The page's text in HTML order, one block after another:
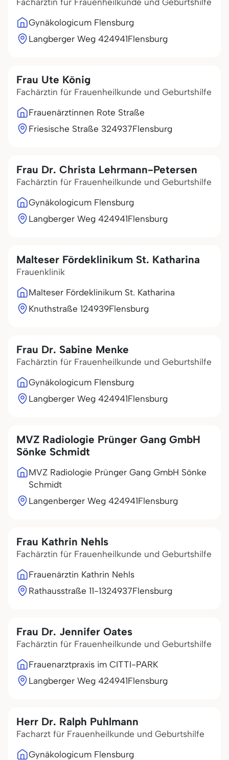
Fachärztin für Frauenheilkunde und Geburtshilfe
Gynäkologicum Flensburg
Langberger Weg 424941Flensburg
Frau Ute König
Fachärztin für Frauenheilkunde und Geburtshilfe
Frauenärztinnen Rote Straße
Friesische Straße 324937Flensburg
Frau Dr. Christa Lehrmann-Petersen
Fachärztin für Frauenheilkunde und Geburtshilfe
Gynäkologicum Flensburg
Langberger Weg 424941Flensburg
Malteser Fördeklinikum St. Katharina
Frauenklinik
Malteser Fördeklinikum St. Katharina
Knuthstraße 124939Flensburg
Frau Dr. Sabine Menke
Fachärztin für Frauenheilkunde und Geburtshilfe
Gynäkologicum Flensburg
Langberger Weg 424941Flensburg
MVZ Radiologie Prünger Gang GmbH
Sönke Schmidt
MVZ Radiologie Prünger Gang GmbH Sönke
Schmidt
Langenberger Weg 424941Flensburg
Frau Kathrin Nehls
Fachärztin für Frauenheilkunde und Geburtshilfe
Frauenärztin Kathrin Nehls
Rathausstraße 11-1324937Flensburg
Frau Dr. Jennifer Oates
Fachärztin für Frauenheilkunde und Geburtshilfe
Frauenarztpraxis im CITTI-PARK
Langberger Weg 424941Flensburg
Herr Dr. Ralph Puhlmann
Facharzt für Frauenheilkunde und Geburtshilfe
Gynäkologicum Flensburg